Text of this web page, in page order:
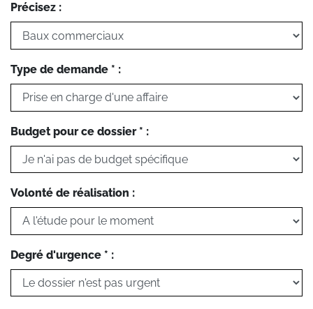
Précisez :
Type de demande * :
Budget pour ce dossier * :
Volonté de réalisation :
Degré d'urgence * :